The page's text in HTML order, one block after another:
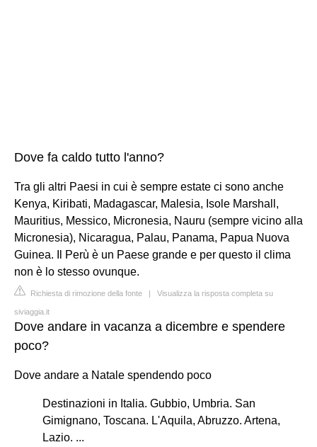
Dove fa caldo tutto l'anno?
Tra gli altri Paesi in cui è sempre estate ci sono anche
Kenya, Kiribati, Madagascar, Malesia, Isole Marshall,
Mauritius, Messico, Micronesia, Nauru (sempre vicino alla
Micronesia), Nicaragua, Palau, Panama, Papua Nuova
Guinea. Il Perù è un Paese grande e per questo il clima
non è lo stesso ovunque.
Richiesta di rimozione della fonte | Visualizza la risposta completa su
siviaggia.it
Dove andare in vacanza a dicembre e spendere
poco?
Dove andare a Natale spendendo poco
Destinazioni in Italia. Gubbio, Umbria. San
Gimignano, Toscana. L'Aquila, Abruzzo. Artena,
Lazio. ...